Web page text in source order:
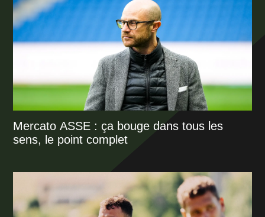
Mercato ASSE : ça bouge dans tous les
sens, le point complet